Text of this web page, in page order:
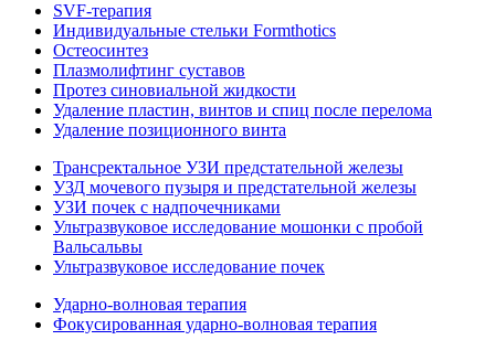
SVF-терапия
Индивидуальные стельки Formthotics
Остеосинтез
Плазмолифтинг суставов
Протез синовиальной жидкости
Удаление пластин, винтов и спиц после перелома
Удаление позиционного винта
Трансректальное УЗИ предстательной железы
УЗД мочевого пузыря и предстательной железы
УЗИ почек с надпочечниками
Ультразвуковое исследование мошонки с пробой
Вальсальвы
Ультразвуковое исследование почек
Ударно-волновая терапия
Фокусированная ударно-волновая терапия